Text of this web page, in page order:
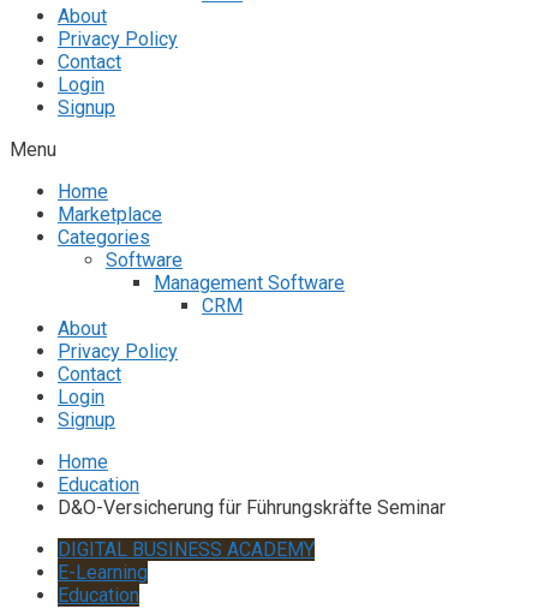
About
Privacy Policy
Contact
Login
Signup
Menu
Home
Marketplace
Categories
Software
Management Software
CRM
About
Privacy Policy
Contact
Login
Signup
Home
Education
D&O-Versicherung für Führungskräfte Seminar
DIGITAL BUSINESS ACADEMY
E-Learning
Education